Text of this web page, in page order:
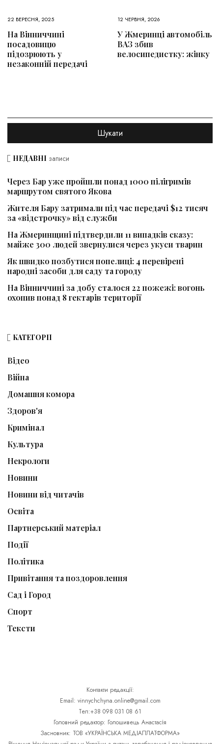
22 ВЕРЕСНЯ, 2025
На Вінниччині
посадовицю
підозрюють у
незаконній передачі
12 ЧЕРВНЯ, 2026
У Жмеринці автомобіль
ВАЗ збив
велосипедистку: жінку
НЕДАВНІ записи
Через Бар уже пройшли понад 1000 пілігримів
маршрутом святого Якова
Жителя Бару затримали під час передачі $12 тисяч
за «відстрочку» від служби
На Жмеринщині підтвердили 11 випадків сказу:
майже 300 людей звернулися через укуси тварин
Як швидко позбутися попелиці: 4 перевірені
народні засоби для саду та городу
На Вінниччині за добу сталося 22 пожежі: вогонь
охопив понад 8 гектарів території
КАТЕГОРІЇ
Відео
Війна
Домашня комора
Здоров'я
Кримінал
Культура
Некрологи
Новини
Новини від читачів
Освіта
Партнерський матеріал
Події
Політика
Привітання та поздоровлення
Сад і Город
Спорт
Тексти
Контакти редакції:
Email: vinnychchyna.online@gmail.com
Тел:+38 098 031 08 61
Головний редактор: Голошивець Анастасія
Засновник: ТОВ «УКРАЇНСЬКА МЕДІАПЛАТФОРМА»